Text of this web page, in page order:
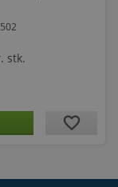
stk.
favorite